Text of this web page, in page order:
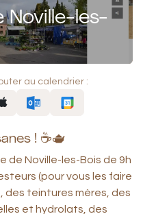
Noville-les-
au calendrier :
! ☕🫖
de Noville-les-Bois de 9h
(pour vous les faire
des teintures mères, des
et hydrolats, des